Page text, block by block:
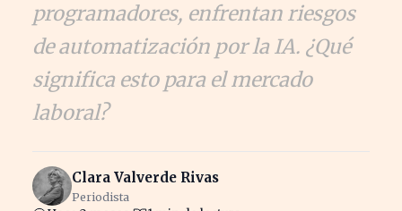
programadores, enfrentan riesgos
de automatización por la IA. ¿Qué
significa esto para el mercado
laboral?
Clara Valverde Rivas
Periodista